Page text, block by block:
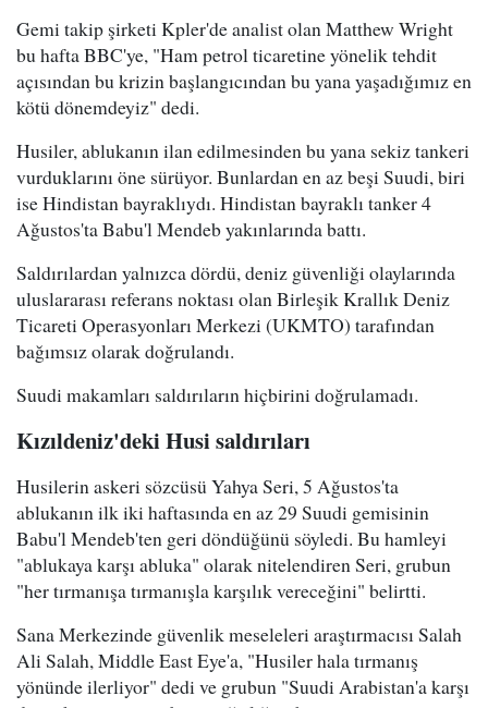
Gemi takip şirketi Kpler'de analist olan Matthew Wright
bu hafta BBC'ye, "Ham petrol ticaretine yönelik tehdit
açısından bu krizin başlangıcından bu yana yaşadığımız en
kötü dönemdeyiz" dedi.
Husiler, ablukanın ilan edilmesinden bu yana sekiz tankeri
vurduklarını öne sürüyor. Bunlardan en az beşi Suudi, biri
ise Hindistan bayraklıydı. Hindistan bayraklı tanker 4
Ağustos'ta Babu'l Mendeb yakınlarında battı.
Saldırılardan yalnızca dördü, deniz güvenliği olaylarında
uluslararası referans noktası olan Birleşik Krallık Deniz
Ticareti Operasyonları Merkezi (UKMTO) tarafından
bağımsız olarak doğrulandı.
Suudi makamları saldırıların hiçbirini doğrulamadı.
Kızıldeniz'deki Husi saldırıları
Husilerin askeri sözcüsü Yahya Seri, 5 Ağustos'ta
ablukanın ilk iki haftasında en az 29 Suudi gemisinin
Babu'l Mendeb'ten geri döndüğünü söyledi. Bu hamleyi
"ablukaya karşı abluka" olarak nitelendiren Seri, grubun
"her tırmanışa tırmanışla karşılık vereceğini" belirtti.
Sana Merkezinde güvenlik meseleleri araştırmacısı Salah
Ali Salah, Middle East Eye'a, "Husiler hala tırmanış
yönünde ilerliyor" dedi ve grubun "Suudi Arabistan'a karşı